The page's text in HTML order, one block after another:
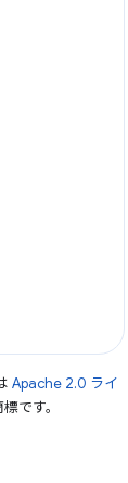
Apache 2.0 ライ
です。